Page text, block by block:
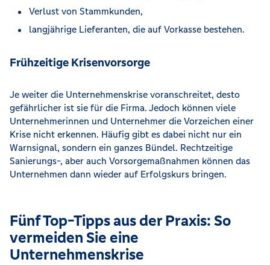
Verlust von Stammkunden,
langjährige Lieferanten, die auf Vorkasse bestehen.
Frühzeitige Krisenvorsorge
Je weiter die Unternehmenskrise voranschreitet, desto
gefährlicher ist sie für die Firma. Jedoch können viele
Unternehmerinnen und Unternehmer die Vorzeichen einer
Krise nicht erkennen. Häufig gibt es dabei nicht nur ein
Warnsignal, sondern ein ganzes Bündel. Rechtzeitige
Sanierungs-, aber auch Vorsorgemaßnahmen können das
Unternehmen dann wieder auf Erfolgskurs bringen.
Fünf Top-Tipps aus der Praxis: So
vermeiden Sie eine
Unternehmenskrise